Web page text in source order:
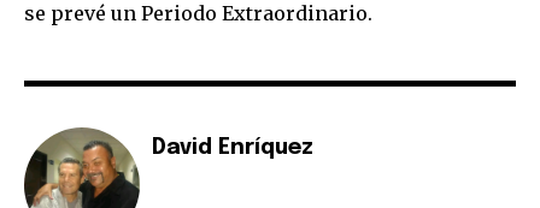
se prevé un Periodo Extraordinario.
David Enríquez